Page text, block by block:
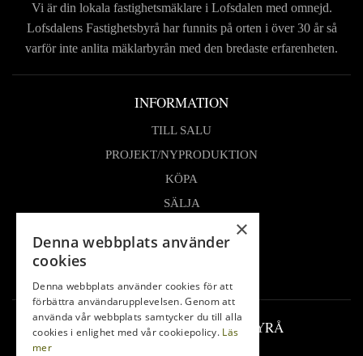
Vi är din lokala fastighetsmäklare i Lofsdalen med omnejd.
Lofsdalens Fastighetsbyrå har funnits på orten i över 30 år så
varför inte anlita mäklarbyrån med den bredaste erfarenheten.
INFORMATION
TILL SALU
PROJEKT/NYPRODUKTION
KÖPA
SÄLJA
LOFSDALEN
LOFSDALENS FASTIGHETSBYRÅ
×
Denna webbplats använder
cookies
Denna webbplats använder cookies för att
förbättra användarupplevelsen. Genom att
använda vår webbplats samtycker du till alla
cookies i enlighet med vår cookiepolicy. Läs
mer